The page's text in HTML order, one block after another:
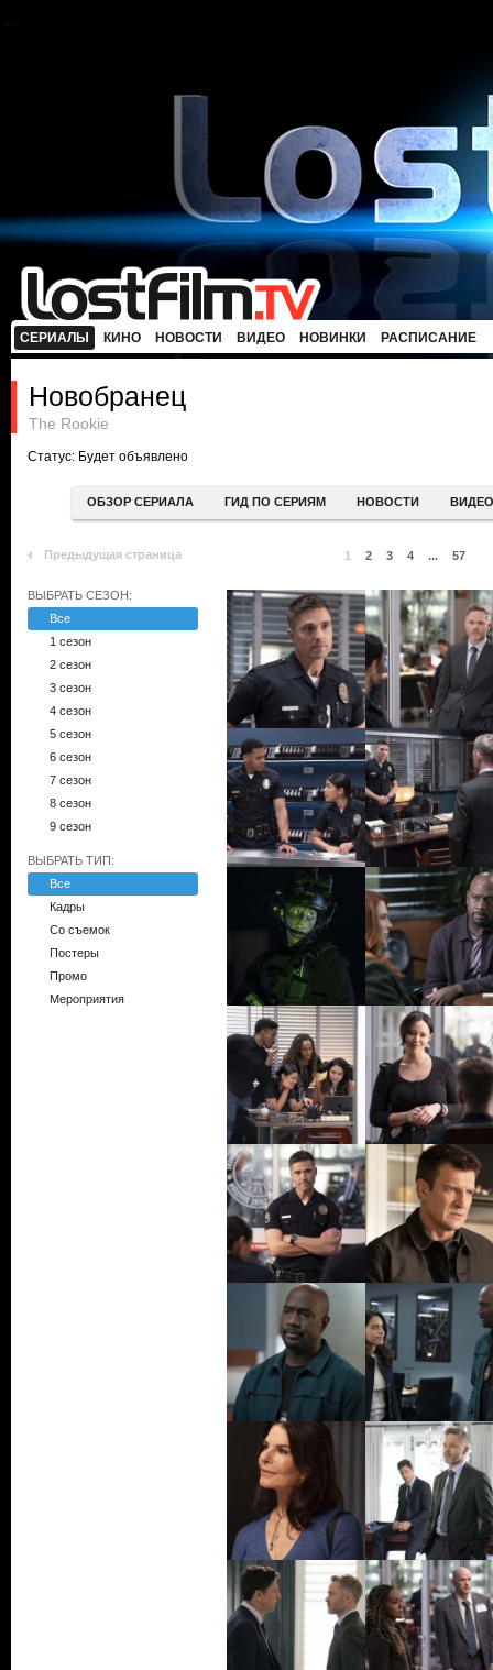
СЕРИАЛЫ КИНО НОВОСТИ ВИДЕО НОВИНКИ РАСПИСАНИЕ
Новобранец
The Rookie
Статус: Будет объявлено
ОБЗОР СЕРИАЛА ГИД ПО СЕРИЯМ НОВОСТИ ВИДЕО
Предыдущая страница 1 2 3 4 ... 57
ВЫБРАТЬ СЕЗОН:
Все
1 сезон
2 сезон
3 сезон
4 сезон
5 сезон
6 сезон
7 сезон
8 сезон
9 сезон
ВЫБРАТЬ ТИП:
Все
Кадры
Со съемок
Постеры
Промо
Мероприятия